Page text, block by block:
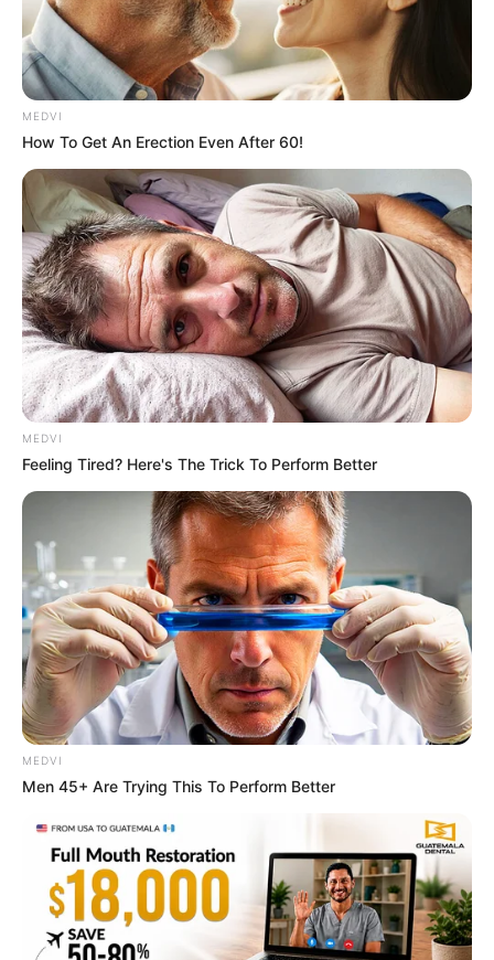
Why this ordinary drink is the secret to feeling your
best every day
CTA LOVE
Why this ordinary drink is the secret to feeling your
best every day
CTA FAVORITE
MEDVI
How To Get An Erection Even After 60!
MEDVI
Feeling Tired? Here's The Trick To Perform Better
MEDVI
Men 45+ Are Trying This To Perform Better